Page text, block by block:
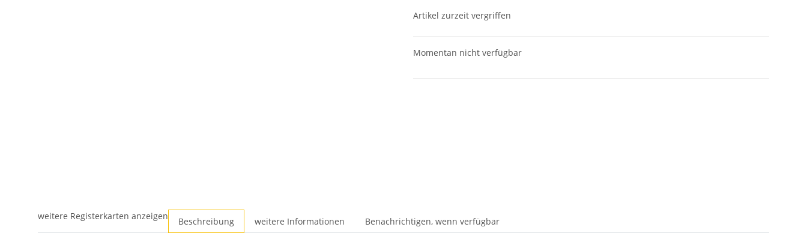
Artikel zurzeit vergriffen
Momentan nicht verfügbar
weitere Registerkarten anzeigen Beschreibung weitere Informationen
Benachrichtigen, wenn verfügbar